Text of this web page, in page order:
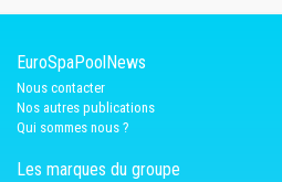
EuroSpaPoolNews
Nous contacter
Nos autres publications
Qui sommes nous ?
Les marques du groupe